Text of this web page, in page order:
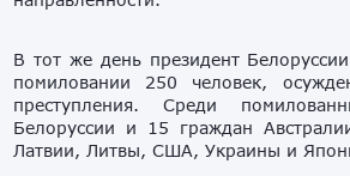
В тот же день президент
помиловании 250 человек,
преступления. Среди
Белоруссии и 15 граждан
Латвии, Литвы, США, Украины и